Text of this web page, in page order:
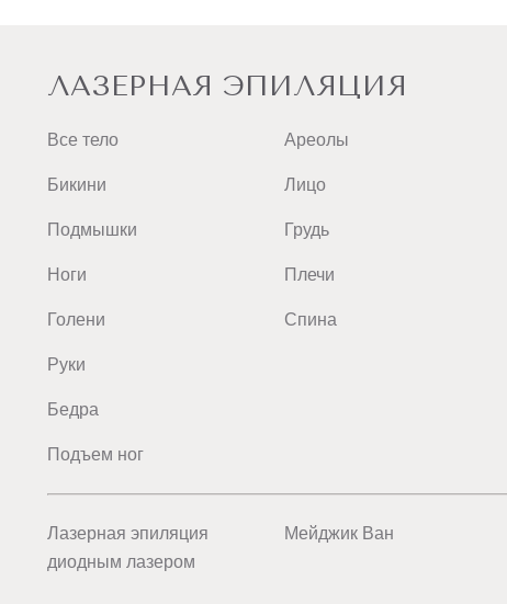
ЛАЗЕРНАЯ ЭПИЛЯЦИЯ
Все тело
Бикини
Подмышки
Ноги
Голени
Руки
Бедра
Подъем ног
Ареолы
Лицо
Грудь
Плечи
Спина
Лазерная эпиляция
диодным лазером
Мейджик Ван